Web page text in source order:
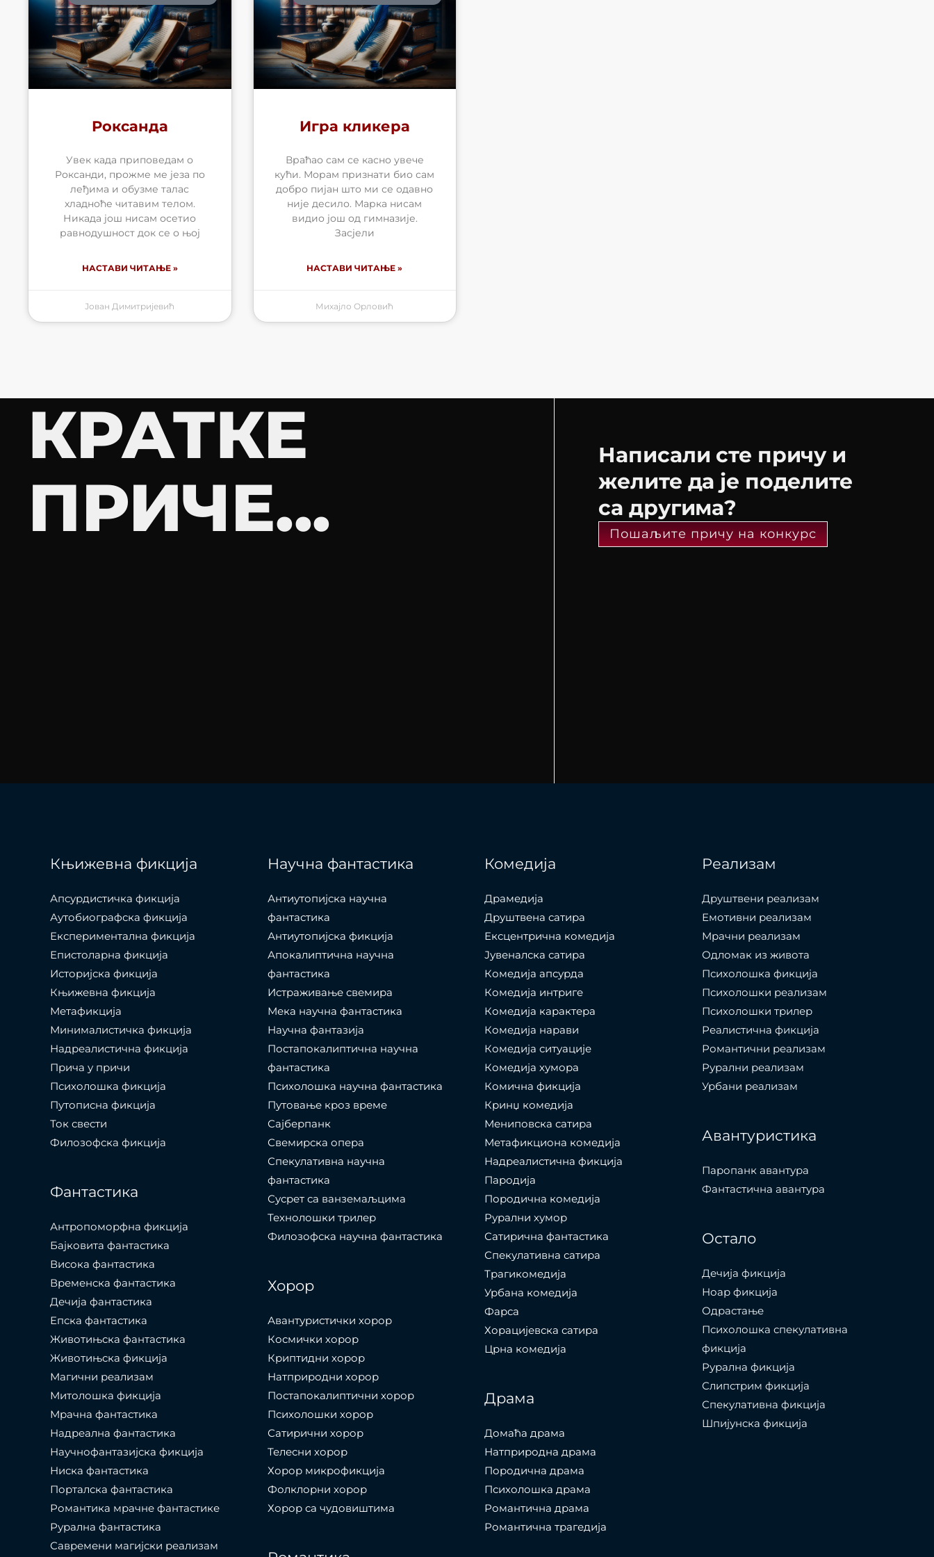
Роксанда
Увек када приповедам о
Роксанди, прожме ме језа по
леђима и обузме талас
хладноће читавим телом.
Никада још нисам осетио
равнодушност док се о њој
НАСТАВИ ЧИТАЊЕ »
Јован Димитријевић
Игра кликера
Враћао сам се касно увече
кући. Морам признати био сам
добро пијан што ми се одавно
није десило. Марка нисам
видио још од гимназије.
Засјели
НАСТАВИ ЧИТАЊЕ »
Михајло Орловић
КРАТКЕ
ПРИЧЕ...
Написали сте причу и
желите да је поделите
са другима?
Пошаљите причу на конкурс
Књижевна фикција
Апсурдистичка фикција
Аутобиографска фикција
Експериментална фикција
Епистоларна фикција
Историјска фикција
Књижевна фикција
Метафикција
Минималистичка фикција
Надреалистична фикција
Прича у причи
Психолошкa фикција
Путописна фикција
Ток свести
Филозофска фикција
Фантастика
Антропоморфна фикција
Бајковита фантастика
Висока фантастика
Временска фантастика
Дечија фантастика
Епска фантастика
Животињска фантастика
Животињска фикција
Магични реализам
Митолошка фикција
Мрачна фантастика
Надреална фантастика
Научнофантазијска фикција
Ниска фантастика
Порталска фантастика​
Романтика мрачне фантастике
Рурална фантастика
Савремени магијски реализам
Научна фантастика
Антиутопијска научна
фантастика
Антиутопијска фикција
Апокалиптична научна
фантастика
Истраживање свемира
Мека научна фантастика
Научна фантазија
Постапокалиптична научна
фантастика
Психолошка научна фантастика
Путовање кроз време
Сајберпанк
Свемирска опера
Спекулативна научна
фантастика
Сусрет са ванземаљцима
Технолошки трилер
Филозофска научна фантастика
Хорор
Авантуристички хорор
Космички хорор
Криптидни хорор
Натприродни хорор
Постапокалиптични хорор
Психолошки хорор
Сатирични хорор
Телесни хорор
Хорор микрофикција
Фолклорни хорор
Хорор са чудовиштима
Комедија
Драмедија
Друштвена сатира
Ексцентрична комедија
Јувеналска сатира
Комедија апсурда
Комедија интриге
Комедија карактера
Комедија нарави
Комедија ситуације
Комедија хумора
Комична фикција
Кринџ комедија
Мениповска сатира
Метафикциона комедија
Надреалистична фикција
Пародија
Породична комедија
Рурални хумор
Сатирична фантастика
Спекулативна сатира
Трагикомедија
Урбана комедија
Фарса
Хорацијевска сатира
Црна комедија
Драма
Домаћа драма
Натприродна драма
Породична драма
Психолошка драма
Романтична драма
Романтична трагедија
Реализам
Друштвени реализам
Емотивни реализам
Мрачни реализам
Одломак из живота
Психолошкa фикција
Психолошки реализам
Психолошки трилер
Реалистична фикција
Романтични реализам
Рурални реализам
Урбани реализам
Авантуристика
Паропанк авантура
Фантастична авантура
Остало
Дечија фикција
Ноар фикција
Одрастање
Психолошка спекулативна
фикција
Рурална фикција
Слипстрим фикција
Спекулативна фикција
Шпијунска фикција